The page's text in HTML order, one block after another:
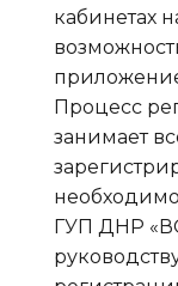
кабинетах
Процесс
занимает
ГУП ДНР